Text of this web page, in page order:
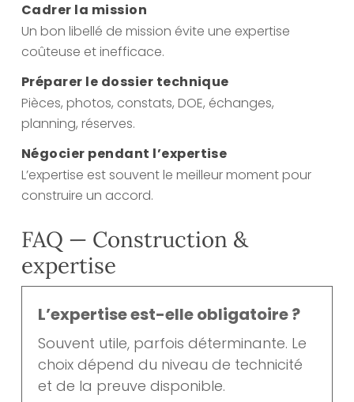
Cadrer la mission
Un bon libellé de mission évite une expertise
coûteuse et inefficace.
Préparer le dossier technique
Pièces, photos, constats, DOE, échanges,
planning, réserves.
Négocier pendant l’expertise
L’expertise est souvent le meilleur moment pour
construire un accord.
FAQ — Construction &
expertise
L’expertise est-elle obligatoire ?
Souvent utile, parfois déterminante. Le
choix dépend du niveau de technicité
et de la preuve disponible.